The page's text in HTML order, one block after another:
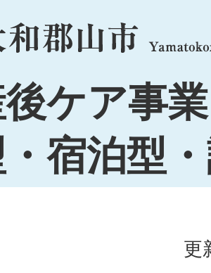
menu
ケア事
宿泊型
更